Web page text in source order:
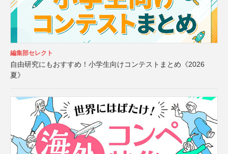
編集部セレクト
自由研究にもおすすめ！小学生向けコンテストまとめ《2026
夏》